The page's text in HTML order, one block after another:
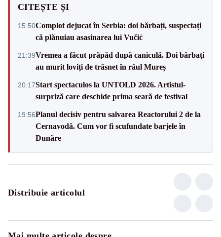
CITEȘTE ȘI
15:50Complot dejucat în Serbia: doi bărbați, suspectați
că plănuiau asasinarea lui Vučić
21:39Vremea a făcut prăpăd după caniculă. Doi bărbați
au murit loviți de trăsnet în râul Mureș
20:17Start spectaculos la UNTOLD 2026. Artistul-
surpriză care deschide prima seară de festival
19:56Planul decisiv pentru salvarea Reactorului 2 de la
Cernavodă. Cum vor fi scufundate barjele în
Dunăre
Distribuie articolul